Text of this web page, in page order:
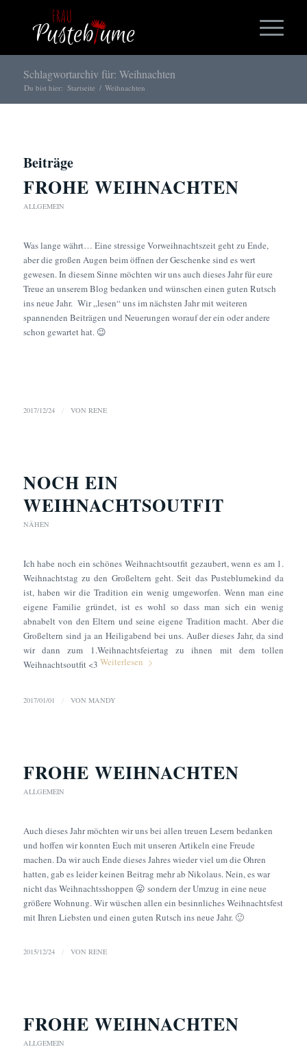
Schlagwortarchiv für: Weihnachten
Du bist hier: Startseite / Weihnachten
Beiträge
FROHE WEIHNACHTEN
ALLGEMEIN
Was lange währt… Eine stressige Vorweihnachtszeit geht zu Ende,
aber die großen Augen beim öffnen der Geschenke sind es wert
gewesen. In diesem Sinne möchten wir uns auch dieses Jahr für eure
Treue an unserem Blog bedanken und wünschen einen guten Rutsch
ins neue Jahr. Wir „lesen“ uns im nächsten Jahr mit weiteren
spannenden Beiträgen und Neuerungen worauf der ein oder andere
schon gewartet hat. 😉
2017/12/24 / VON RENE
NOCH EIN
WEIHNACHTSOUTFIT
NÄHEN
Ich habe noch ein schönes Weihnachtsoutfit gezaubert, wenn es am 1.
Weihnachtstag zu den Großeltern geht. Seit das Pusteblumekind da
ist, haben wir die Tradition ein wenig umgeworfen. Wenn man eine
eigene Familie gründet, ist es wohl so dass man sich ein wenig
abnabelt von den Eltern und seine eigene Tradition macht. Aber die
Großeltern sind ja an Heiligabend bei uns. Außer dieses Jahr, da sind
wir dann zum 1.Weihnachtsfeiertag zu ihnen mit dem tollen
Weihnachtsoutfit <3 Weiterlesen
2017/01/01 / VON MANDY
FROHE WEIHNACHTEN
ALLGEMEIN
Auch dieses Jahr möchten wir uns bei allen treuen Lesern bedanken
und hoffen wir konnten Euch mit unseren Artikeln eine Freude
machen. Da wir auch Ende dieses Jahres wieder viel um die Ohren
hatten, gab es leider keinen Beitrag mehr ab Nikolaus. Nein, es war
nicht das Weihnachtsshoppen 😛 sondern der Umzug in eine neue
größere Wohnung. Wir wüschen allen ein besinnliches Weihnachtsfest
mit Ihren Liebsten und einen guten Rutsch ins neue Jahr. 🙂
2015/12/24 / VON RENE
FROHE WEIHNACHTEN
ALLGEMEIN